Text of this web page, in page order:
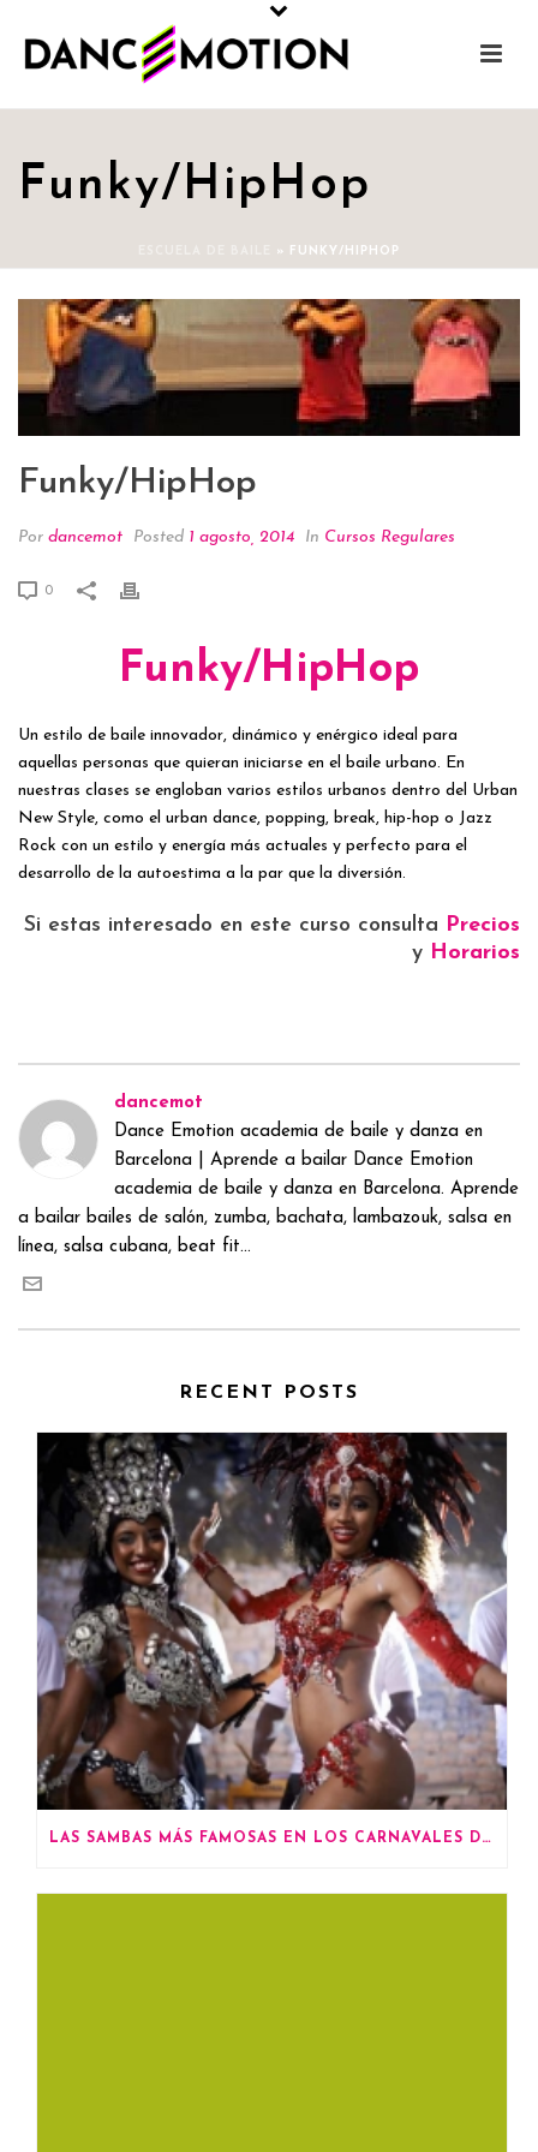
Funky/HipHop
» FUNKY/HIPHOP
Funky/HipHop
Por dancemot Posted 1 agosto, 2014 In Cursos Regulares
0
Funky/HipHop
Un estilo de baile innovador, dinámico y enérgico ideal para
aquellas personas que quieran iniciarse en el baile urbano. En
nuestras clases se engloban varios estilos urbanos dentro del Urban
New Style, como el urban dance, popping, break, hip-hop o Jazz
Rock con un estilo y energía más actuales y perfecto para el
desarrollo de la autoestima a la par que la diversión.
Si estas interesado en este curso consulta Precios
y Horarios
dancemot
Dance Emotion academia de baile y danza en
Barcelona | Aprende a bailar Dance Emotion
academia de baile y danza en Barcelona. Aprende
a bailar bailes de salón, zumba, bachata, lambazouk, salsa en
línea, salsa cubana, beat fit...
RECENT POSTS
LAS SAMBAS MÁS FAMOSAS EN LOS CARNAVALES DE RÍO